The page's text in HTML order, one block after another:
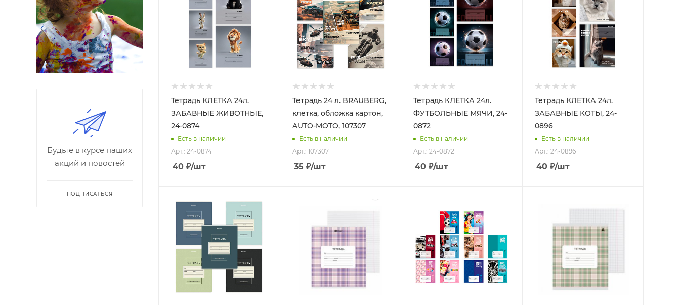
Тетрадь КЛЕТКА 24л.
ЗАБАВНЫЕ ЖИВОТНЫЕ,
24-0874
Есть в наличии
Арт.: 24-0874
40 ₽/шт
Тетрадь 24 л. BRAUBERG,
клетка, обложка картон,
AUTO-MOTO, 107307
Есть в наличии
Арт.: 107307
35 ₽/шт
Тетрадь КЛЕТКА 24л.
ФУТБОЛЬНЫЕ МЯЧИ, 24-
0872
Есть в наличии
Арт.: 24-0872
40 ₽/шт
Тетрадь КЛЕТКА 24л.
ЗАБАВНЫЕ КОТЫ, 24-
0896
Есть в наличии
Арт.: 24-0896
40₽/шт
Будьте в курсе наших
акций и новостей
ПОДПИСАТЬСЯ